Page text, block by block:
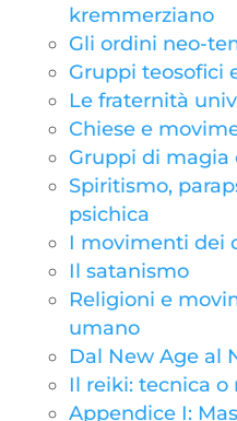
kremmerziano
Gli ordini neo-
Gruppi teosofici
Le fraternità
Chiese e
Gruppi di magia
Spiritismo,
psichica
I movimenti dei
Il satanismo
Religioni e
umano
Dal New Age al
Il reiki: tecnica o
Appendice I: